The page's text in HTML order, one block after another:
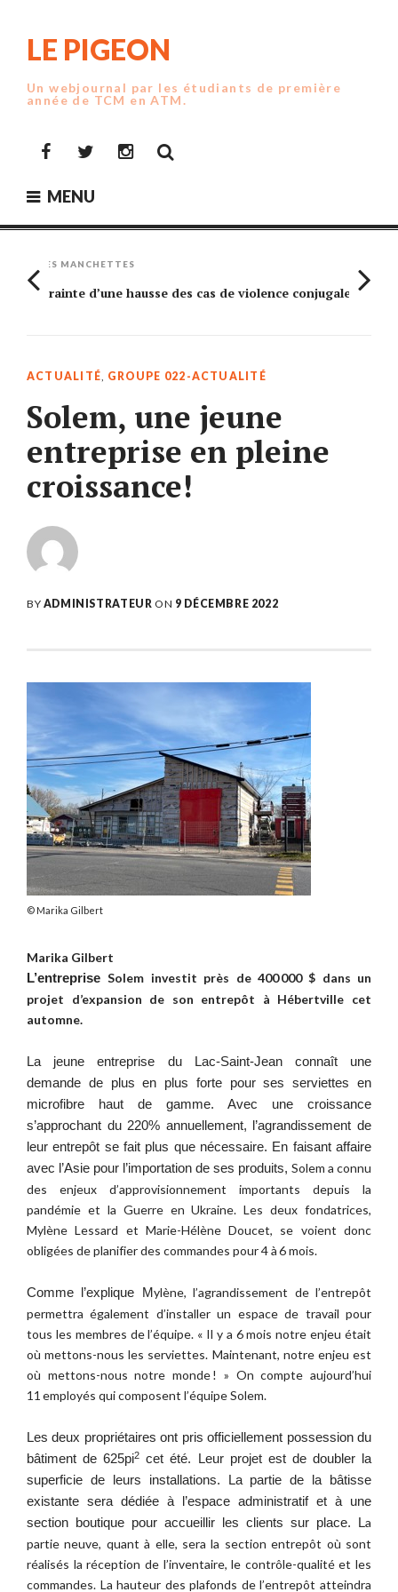
LE PIGEON
Un webjournal par les étudiants de première
année de TCM en ATM.
FacebookTwitterInstagram
MENU
LES MANCHETTES
Crainte d’une hausse des cas de violence conjugale
ACTUALITÉ, GROUPE 022-ACTUALITÉ
Solem, une jeune
entreprise en pleine
croissance!
BY ADMINISTRATEUR ON 9 DÉCEMBRE 2022
Marika Gilbert
Marika Gilbert
L’entrepriseSolem investit près de 400 000 $ dans un
projet d’expansion de son entrepôt à Hébertville cet
automne.
La jeune entreprise du Lac-Saint-Jean connaît une
demande de plus en plus forte pour ses serviettes en
microfibre haut de gamme. Avec une croissance
s’approchant du 220% annuellement, l’agrandissement de
leur entrepôt se fait plus que nécessaire. En faisant affaire
avec l’Asie pour l’importation de ses produits, Solem a connu
des enjeux d’approvisionnement importants depuis la
pandémie et la Guerre en Ukraine. Les deux fondatrices,
Mylène Lessard et Marie-Hélène Doucet, se voient donc
obligées de planifier des commandes pour 4 à 6 mois.
Comme l’explique Mylène, l’agrandissement de l’entrepôt
permettra également d’installer un espace de travail pour
tous les membres de l’équipe. « Il y a 6 mois notre enjeu était
où mettons-nous les serviettes. Maintenant, notre enjeu est
où mettons-nous notre monde ! » On compte aujourd’hui
11 employés qui composent l’équipe Solem.
Les deux propriétaires ont pris officiellement possession du
bâtiment de 625pi2 cet été. Leur projet est de doubler la
superficie de leurs installations. La partie de la bâtisse
existante sera dédiée à l’espace administratif et à une
section boutique pour accueillir les clients sur place. La
partie neuve, quant à elle, sera la section entrepôt où sont
réalisés la réception de l’inventaire, le contrôle-qualité et les
commandes. La hauteur des plafonds de l’entrepôt atteindra